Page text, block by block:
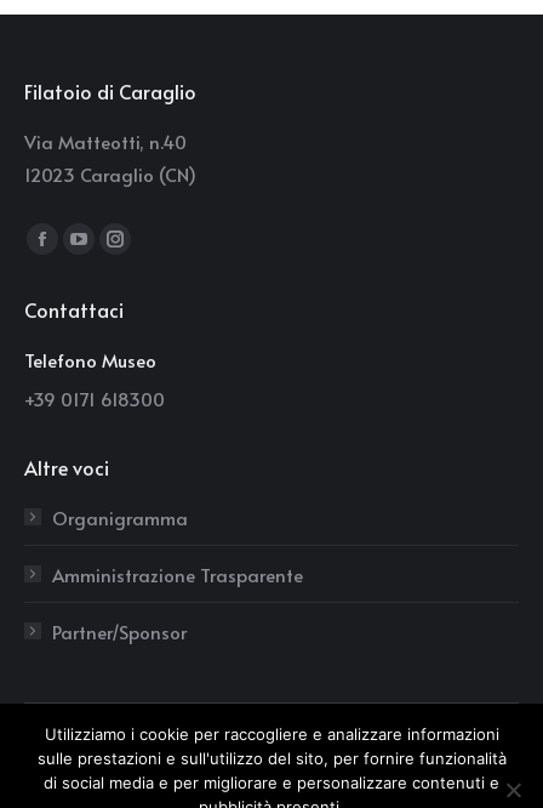
Filatoio di Caraglio
Via Matteotti, n.40
12023 Caraglio (CN)
Find us on:
Facebook
opens
window
YouTube
opens
window
Instagram
opens
window
Contattaci
Telefono Museo
+39 0171 618300
Altre voci
Organigramma
Amministrazione Trasparente
Partner/Sponsor
Utilizziamo i cookie per raccogliere e analizzare informazioni
sulle prestazioni e sull'utilizzo del sito, per fornire funzionalità
di social media e per migliorare e personalizzare contenuti e